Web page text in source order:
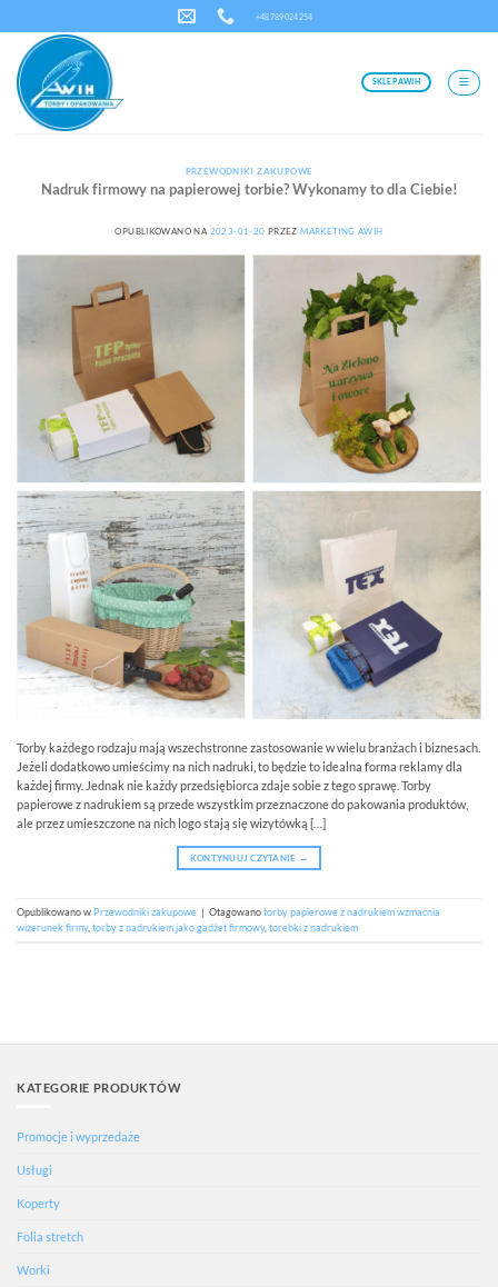
zawartości
+48 789 024 254
SKLEP AWIH
PRZEWODNIKI ZAKUPOWE
Nadruk firmowy na papierowej torbie? Wykonamy to dla Ciebie!
OPUBLIKOWANO NA 2023-01-20 PRZEZMARKETING AWIH
Torby każdego rodzaju mają wszechstronne zastosowanie w wielu branżach i biznesach.
Jeżeli dodatkowo umieścimy na nich nadruki, to będzie to idealna forma reklamy dla
każdej firmy. Jednak nie każdy przedsiębiorca zdaje sobie z tego sprawę. Torby
papierowe z nadrukiem są przede wszystkim przeznaczone do pakowania produktów,
ale przez umieszczone na nich logo stają się wizytówką […]
KONTYNUUJ CZYTANIE →
Opublikowano w Przewodniki zakupowe | Otagowanotorby papierowe z nadrukiem wzmacnia
wizerunek firmy, torby z nadrukiem jako gadżet firmowy, torebki z nadrukiem
KATEGORIE PRODUKTÓW
Promocje i wyprzedaże
Usługi
Koperty
Folia stretch
Worki